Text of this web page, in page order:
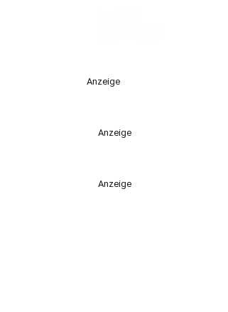
Anzeige
Anzeige
Anzeige